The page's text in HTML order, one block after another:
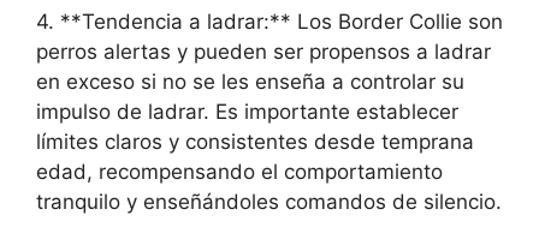
4. **Tendencia a ladrar:** Los Border Collie son
perros alertas y pueden ser propensos a ladrar
en exceso si no se les enseña a controlar su
impulso de ladrar. Es importante establecer
límites claros y consistentes desde temprana
edad, recompensando el comportamiento
tranquilo y enseñándoles comandos de silencio.